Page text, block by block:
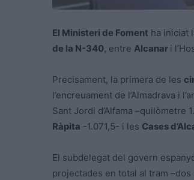
El Ministeri de Foment ha iniciat
de la N-340, entre Alcanar i
Precisament, la primera de les
l’encreuament de l’Almadrava i
Sant Jordi d’Alfama –quilòmetre
Ràpita -1.071,5- i les Cases
El subdelegat del govern
projectades en total al tram